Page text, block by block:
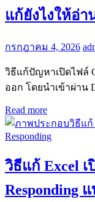
แก้ยังไงให้อ่า
กรกฎาคม 4, 2026
วิธีแก้ปัญหาเปิดไฟล์
ออก โดยนำเข้าผ่าน
Read more
วิธีแก้ Excel
Responding